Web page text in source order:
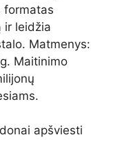
formatas
ir leidžia
Matmenys:
Maitinimo
apšviesti